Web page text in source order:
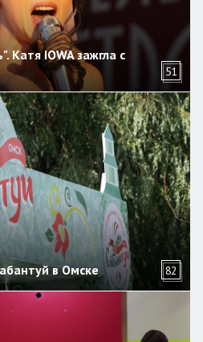
Катя IOWA зажгла с
51
в Омске 82